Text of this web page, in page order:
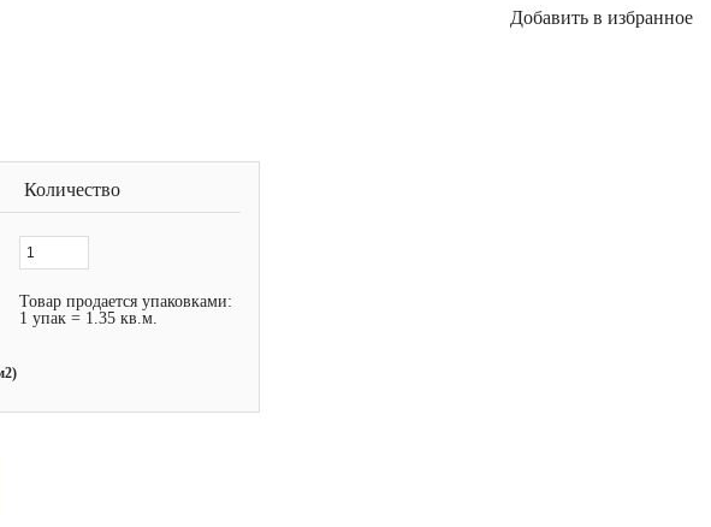
Добавить в избранное
Количество
Товар продается упаковками:
1 упак = 1.35 кв.м.